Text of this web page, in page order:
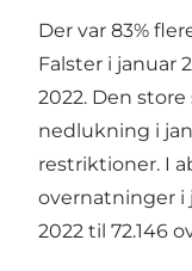
Der var 83%
Falster i januar
2022. Den
nedlukning i
restriktioner. I
overnatninger i
2022 til 72.146